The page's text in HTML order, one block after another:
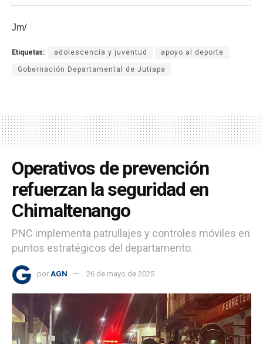
Jm/
Etiquetas: adolescencia y juventud apoyo al deporte
Gobernación Departamental de Jutiapa
Operativos de prevención
refuerzan la seguridad en
Chimaltenango
PNC implementa patrullajes y controles móviles en
puntos estratégicos del departamento.
por AGN 26 de mayo de 2025